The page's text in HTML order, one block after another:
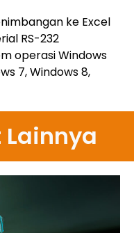
ke Excel
RS-232
operasi Windows
7, Windows 8,
Lainnya